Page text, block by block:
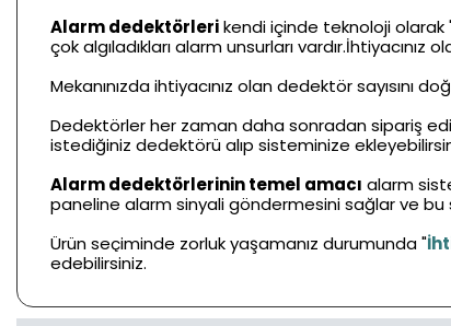
Alarm dedektörlerikendi içinde teknoloji olarak
çok algıladıkları alarm unsurları
Mekanınızda ihtiyacınız olan dedektör
Dedektörler her zaman daha sonradan sipariş
istediğiniz dedektörü alıp sisteminize
Alarm dedektörlerinin temel amacı alarm
paneline alarm sinyali göndermesini sağlar ve
Ürün seçiminde zorluk yaşamanız durumunda "
edebilirsiniz.